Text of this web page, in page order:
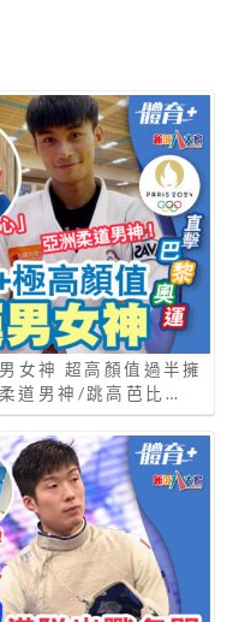
女神 超高顏值過半擁
道男神/跳高芭比…